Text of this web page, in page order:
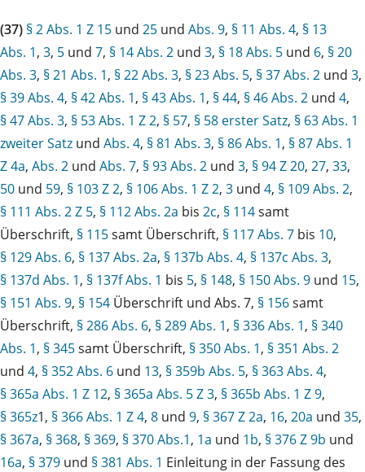
(37) § 2 Abs. 1 Z 15 und 25 und Abs. 9, § 11 Abs. 4, § 13
Abs. 1, 3, 5 und 7, § 14 Abs. 2 und 3, § 18 Abs. 5 und 6, § 20
Abs. 3, § 21 Abs. 1, § 22 Abs. 3, § 23 Abs. 5, § 37 Abs. 2 und 3,
§ 39 Abs. 4, § 42 Abs. 1, § 43 Abs. 1, § 44, § 46 Abs. 2 und 4,
§ 47 Abs. 3, § 53 Abs. 1 Z 2, § 57, § 58 erster Satz, § 63 Abs. 1
zweiter Satz und Abs. 4, § 81 Abs. 3, § 86 Abs. 1, § 87 Abs. 1
Z 4a, Abs. 2 und Abs. 7, § 93 Abs. 2 und 3, § 94 Z 20, 27, 33,
50 und 59, § 103 Z 2, § 106 Abs. 1 Z 2, 3 und 4, § 109 Abs. 2,
§ 111 Abs. 2 Z 5, § 112 Abs. 2a bis 2c, § 114samt
Überschrift, § 115samt Überschrift, § 117 Abs. 7 bis 10,
§ 129 Abs. 6, § 137 Abs. 2a, § 137b Abs. 4, § 137c Abs. 3,
§ 137d Abs. 1, § 137f Abs. 1 bis 5, § 148, § 150 Abs. 9 und 15,
§ 151 Abs. 9, § 154 Überschrift und Abs. 7, § 156samt
Überschrift, § 286 Abs. 6, § 289 Abs. 1, § 336 Abs. 1, § 340
Abs. 1, § 345samt Überschrift, § 350 Abs. 1, § 351 Abs. 2
und 4, § 352 Abs. 6 und 13, § 359b Abs. 5, § 363 Abs. 4,
§ 365a Abs. 1 Z 12, § 365a Abs. 5 Z 3, § 365b Abs. 1 Z 9,
§ 365z1, § 366 Abs. 1 Z 4, 8 und 9, § 367 Z 2a, 16, 20a und 35,
§ 367a, § 368, § 369, § 370 Abs.1, 1a und 1b, § 376 Z 9b und
16a, § 379 und § 381 Abs. 1 Einleitung in der Fassung des